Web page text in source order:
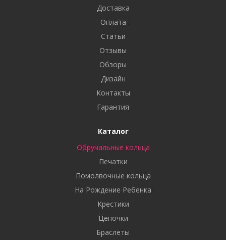
Доставка
Оплата
Статьи
Отзывы
Обзоры
Дизайн
Контакты
Гарантия
Каталог
Обручальные кольца
Печатки
Помолвочные кольца
На Рождение Ребенка
Крестики
Цепочки
Браслеты